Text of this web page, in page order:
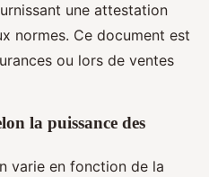
une attestation
normes. Ce document est
ou lors de ventes
la puissance des
varie en fonction de la